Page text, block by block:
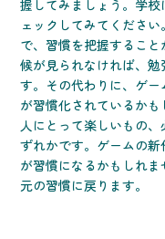
握してみましょう。学
ェックしてみてくださ
で、習慣を把握するこ
候が見られなければ、
す。その代わりに、ゲ
が習慣化されているか
人にとって楽しいもの
ずれかです。ゲームの
が習慣になるかもしれ
元の習慣に戻ります。